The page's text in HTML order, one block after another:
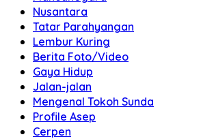
Nusantara
Tatar Parahyangan
Lembur Kuring
Berita Foto/Video
Gaya Hidup
Jalan-jalan
Mengenal Tokoh Sunda
Profile Asep
Cerpen